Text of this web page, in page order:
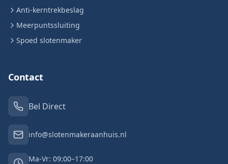
Anti-kerntrekbeslag
Meerpuntssluiting
Spoed slotenmaker
Contact
Bel Direct
info@slotenmakeraanhuis.nl
Ma-Vr: 09:00–17:00